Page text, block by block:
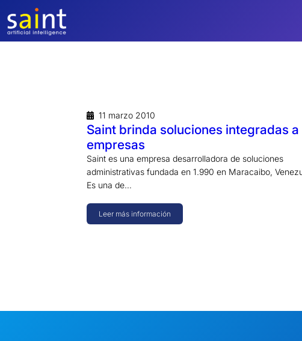
contenido
11 marzo 2010
Saint brinda soluciones integradas a
empresas
Saint es una empresa desarrolladora de soluciones
administrativas fundada en 1.990 en Maracaibo,
Es una de…
Leer más información